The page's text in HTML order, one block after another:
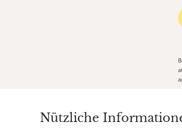
Nützliche